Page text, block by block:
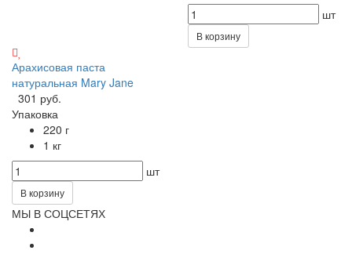
шт
В корзину
Арахисовая паста
натуральная Mary Jane
301 руб.
Упаковка
220 г
1 кг
шт
В корзину
МЫ В СОЦСЕТЯХ